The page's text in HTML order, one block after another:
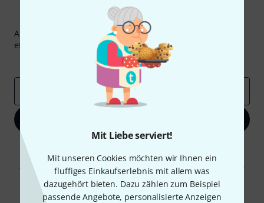
Mit Liebe serviert!
Mit unseren Cookies möchten wir Ihnen ein
fluffiges Einkaufserlebnis mit allem was
dazugehört bieten. Dazu zählen zum Beispiel
passende Angebote, personalisierte Anzeigen
Thomann Newsletter
Abonniere den Thomann Newsletter und gewinne mit
etwas Glück einen von 50 Gutscheinenüber jeweils
Inspirierende Beiträge
Deals
Mit Klick auf „Jetzt anmelden“ stimmen Sie dem Erhalt von E-Mail-
Werbung und einer Messung des E-Mail-Nutzungsverhaltens zu. Die
Abmeldung ist jederzeit möglich. Weitere Informationen finden Sie in
unserenDatenschutzhinweisen.
* Pflichtfeld